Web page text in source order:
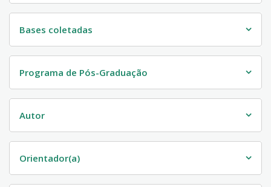
Bases coletadas
Programa de Pós-Graduação
Autor
Orientador(a)